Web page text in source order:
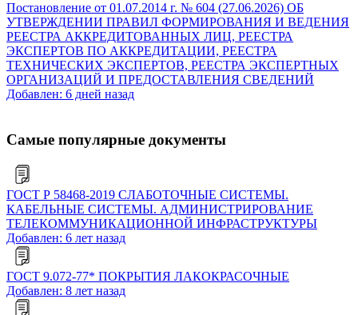
Постановление от 01.07.2014 г. № 604 (27.06.2026) ОБ
УТВЕРЖДЕНИИ ПРАВИЛ ФОРМИРОВАНИЯ И ВЕДЕНИЯ
РЕЕСТРА АККРЕДИТОВАННЫХ ЛИЦ, РЕЕСТРА
ЭКСПЕРТОВ ПО АККРЕДИТАЦИИ, РЕЕСТРА
ТЕХНИЧЕСКИХ ЭКСПЕРТОВ, РЕЕСТРА ЭКСПЕРТНЫХ
ОРГАНИЗАЦИЙ И ПРЕДОСТАВЛЕНИЯ СВЕДЕНИЙ
Добавлен: 6 дней назад
Самые популярные документы
ГОСТ Р 58468-2019 СЛАБОТОЧНЫЕ СИСТЕМЫ.
КАБЕЛЬНЫЕ СИСТЕМЫ. АДМИНИСТРИРОВАНИЕ
ТЕЛЕКОММУНИКАЦИОННОЙ ИНФРАСТРУКТУРЫ
Добавлен: 6 лет назад
ГОСТ 9.072-77* ПОКРЫТИЯ ЛАКОКРАСОЧНЫЕ
Добавлен: 8 лет назад